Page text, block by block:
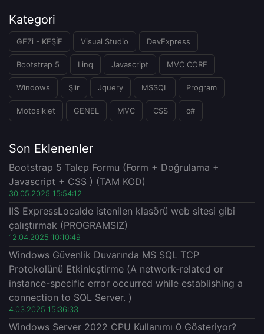
Kategori
GEZi - KEŞİF Visual Studio DevExpress
Bootstrap 5 Linq Javascript MVC CORE
Windows Şiir Jquery MSSQL Program
Motosiklet GENEL MVC CSS c#
Son Eklenenler
Bootstrap 5 Talep Formu (Form + Doğrulama +
Javascript + CSS ) (TAM KOD)
30.05.2025 15:54:12
IIS ExpressLocalde istenilen klasörü web sitesi gibi
çalıştırmak (PROGRAMSIZ)
12.04.2025 10:10:49
Windows Güvenlik Duvarında MS SQL TCP
Protokolünü Etkinleştirme (A network-related or
instance-specific error occurred while establishing a
connection to SQL Server. )
4.03.2025 15:36:33
Windows Server 2022 CPU Kullanımı 0 Gösteriyor?